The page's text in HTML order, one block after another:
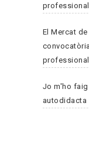
El Mercat
Jo m'ho
autodidacta